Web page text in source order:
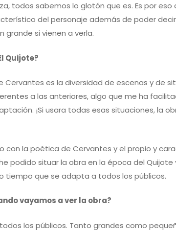
todos sabemos lo glotón que es. Es por eso
del personaje además de poder
grande si vienen a verla.
Quijote?
es la diversidad de escenas y de
a las anteriores, algo que me ha
¡Si usara todas esas situaciones, la
con la poética de Cervantes y el propio y
podido situar la obra en la época del Quijote
tiempo que se adapta a todos los públicos.
vayamos a ver la obra?
los públicos. Tanto grandes como